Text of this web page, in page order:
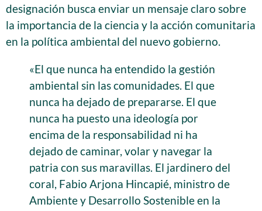
designación busca enviar un mensaje claro sobre
la importancia de la ciencia y la acción comunitaria
en la política ambiental del nuevo gobierno.
«El que nunca ha entendido la gestión
ambiental sin las comunidades. El que
nunca ha dejado de prepararse. El que
nunca ha puesto una ideología por
encima de la responsabilidad ni ha
dejado de caminar, volar y navegar la
patria con sus maravillas. El jardinero del
coral, Fabio Arjona Hincapié, ministro de
Ambiente y Desarrollo Sostenible en la